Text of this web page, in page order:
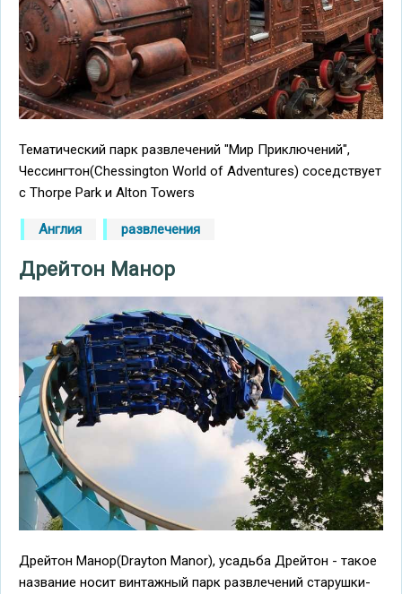
Тематический парк развлечений "Мир Приключений",
Чессингтон(Chessington World of Adventures) соседствует
с Thorpe Park и Alton Towers
Англия развлечения
Дрейтон Манор
Дрейтон Манор(Drayton Manor), усадьба Дрейтон - такое
название носит винтажный парк развлечений старушки-